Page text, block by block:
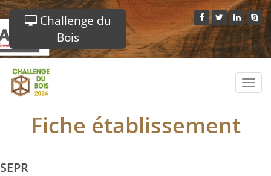
Challenge du
Bois
Fiche établissement
SEPR